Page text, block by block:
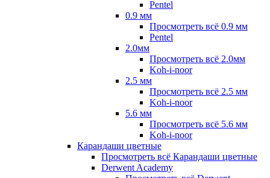
Pentel
0.9 мм
Просмотреть всё 0.9 мм
Pentel
2.0мм
Просмотреть всё 2.0мм
Koh-i-noor
2.5 мм
Просмотреть всё 2.5 мм
Koh-i-noor
5.6 мм
Просмотреть всё 5.6 мм
Koh-i-noor
Карандаши цветные
Просмотреть всё Карандаши цветные
Derwent Academy